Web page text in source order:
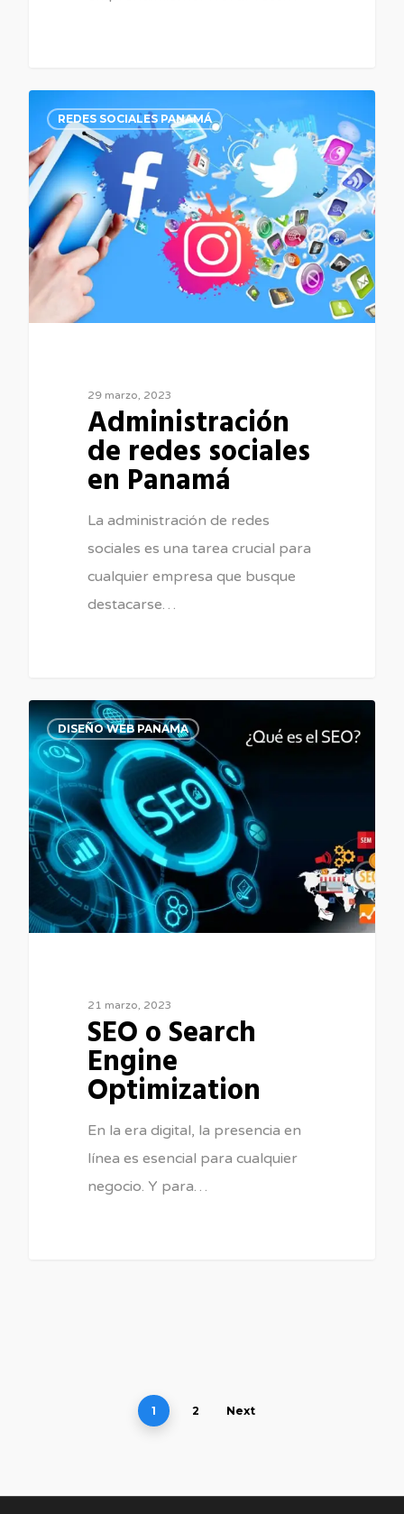
REDES SOCIALES PANAMÁ
29 marzo, 2023
Administración
de redes sociales
en Panamá
La administración de redes
sociales es una tarea crucial para
cualquier empresa que busque
destacarse…
0
DISEÑO WEB PANAMA
21 marzo, 2023
SEO o Search
Engine
Optimization
En la era digital, la presencia en
línea es esencial para cualquier
negocio. Y para…
1 2 Next